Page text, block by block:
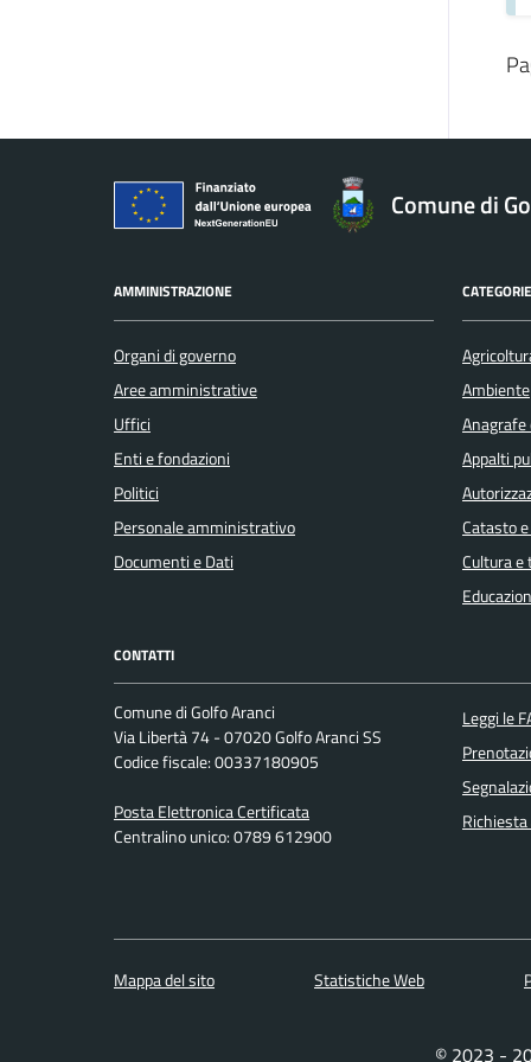
Comune di
AMMINISTRAZIONE
Organi di governo
Aree amministrative
Uffici
Enti e fondazioni
Politici
Personale amministrativo
Documenti e Dati
Ambiente
Appalti
Catasto
Cultura e
CONTATTI
Comune di Golfo Aranci
Via Libertà 74 - 07020 Golfo Aranci SS
Codice fiscale: 00337180905
Posta Elettronica Certificata
Centralino unico: 0789 612900
Leggi le
Mappa del sito Statistiche Web
© 2023 -